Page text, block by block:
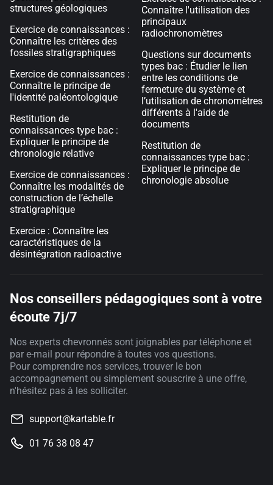
structures géologiques
Exercice de connaissances :
Connaître les critères des
fossiles stratigraphiques
Exercice de connaissances :
Connaître le principe de
l'identité paléontologique
Restitution de
connaissances type bac :
Expliquer le principe de
chronologie relative
Exercice de connaissances :
Connaître les modalités de
construction de l’échelle
stratigraphique
Exercice : Connaître les
caractéristiques de la
désintégration radioactive
Connaître l'utilisation des
principaux
radiochronomètres
Questions sur documents
types bac : Étudier le lien
entre les conditions de
fermeture du système et
l’utilisation de chronomètres
différents à l'aide de
documents
Restitution de
connaissances type bac :
Expliquer le principe de
chronologie absolue
Nos conseillers pédagogiques sont à votre
écoute 7j/7
Nos experts chevronnés sont joignables par téléphone et
par e-mail pour répondre à toutes vos questions.
Pour comprendre nos services, trouver le bon
accompagnement ou simplement souscrire à une offre,
n'hésitez pas à les solliciter.
support@kartable.fr
01 76 38 08 47